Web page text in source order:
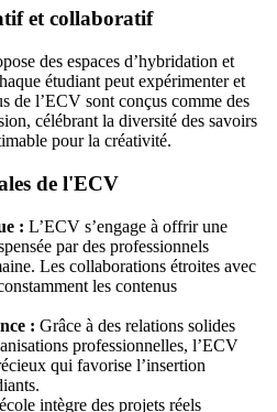
et collaboratif
des espaces d’hybridation et
étudiant peut expérimenter et
de l’ECV sont conçus comme des
célébrant la diversité des savoirs
pour la créativité.
de l'ECV
: L’ECV s’engage à offrir une
par des professionnels
Les collaborations étroites avec
les contenus
: Grâce à des relations solides
professionnelles, l’ECV
qui favorise l’insertion
intègre des projets réels